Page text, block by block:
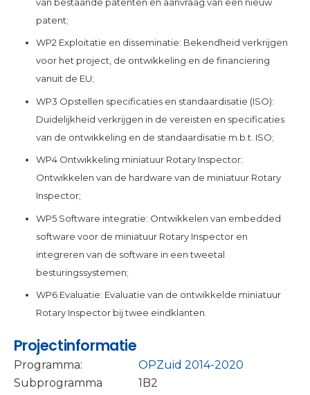
patent;
WP2 Exploitatie en disseminatie: Bekendheid verkrijgen
voor het project, de ontwikkeling en de financiering
vanuit de EU;
WP3 Opstellen specificaties en standaardisatie (ISO):
Duidelijkheid verkrijgen in de vereisten en specificaties
van de ontwikkeling en de standaardisatie m.b.t. ISO;
WP4 Ontwikkeling miniatuur Rotary Inspector:
Ontwikkelen van de hardware van de miniatuur Rotary
Inspector;
WP5 Software integratie: Ontwikkelen van embedded
software voor de miniatuur Rotary Inspector en
integreren van de software in een tweetal
besturingssystemen;
WP6 Evaluatie: Evaluatie van de ontwikkelde miniatuur
Rotary Inspector bij twee eindklanten.
Projectinformatie
Programma:
OPZuid 2014-2020
Subprogramma
1B2